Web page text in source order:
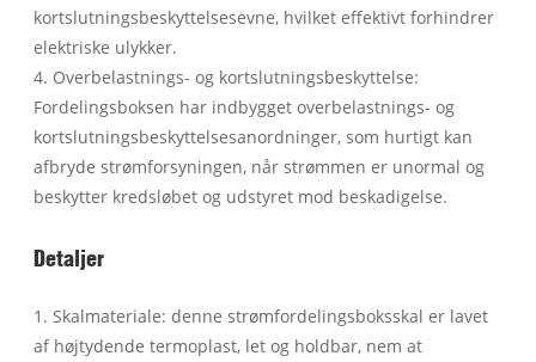
kortslutningsbeskyttelsesevne, hvilket effektivt forhindrer
elektriske ulykker.
4. Overbelastnings- og kortslutningsbeskyttelse:
Fordelingsboksen har indbygget overbelastnings- og
kortslutningsbeskyttelsesanordninger, som hurtigt kan
afbryde strømforsyningen, når strømmen er unormal og
beskytter kredsløbet og udstyret mod beskadigelse.
Detaljer
1. Skalmateriale: denne strømfordelingsboksskal er lavet
af højtydende termoplast, let og holdbar, nem at